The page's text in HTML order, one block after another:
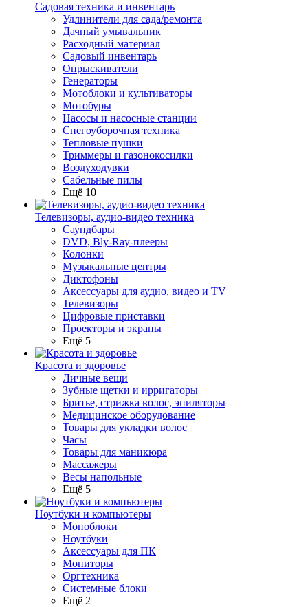
Садовая техника и инвентарь
Удлинители для сада/ремонта
Дачный умывальник
Расходный материал
Садовый инвентарь
Опрыскиватели
Генераторы
Мотоблоки и культиваторы
Мотобуры
Насосы и насосные станции
Снегоуборочная техника
Тепловые пушки
Триммеры и газонокосилки
Воздуходувки
Сабельные пилы
Ещё 10
Телевизоры, аудио-видео техника
Саундбары
DVD, Bly-Ray-плееры
Колонки
Музыкальные центры
Диктофоны
Аксессуары для аудио, видео и TV
Телевизоры
Цифровые приставки
Проекторы и экраны
Ещё 5
Красота и здоровье
Личные вещи
Зубные щетки и ирригаторы
Бритье, стрижка волос, эпиляторы
Медицинское оборудование
Товары для укладки волос
Часы
Товары для маникюра
Массажеры
Весы напольные
Ещё 5
Ноутбуки и компьютеры
Моноблоки
Ноутбуки
Аксессуары для ПК
Мониторы
Оргтехника
Системные блоки
Ещё 2